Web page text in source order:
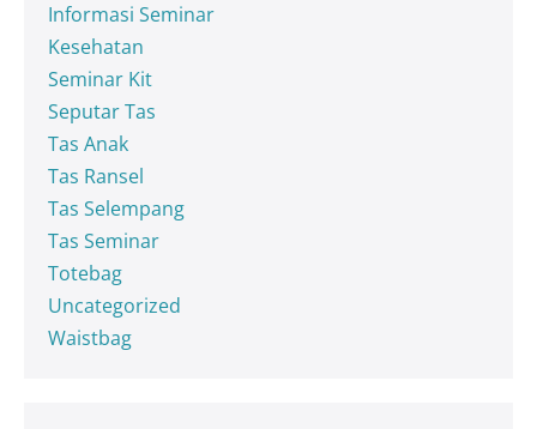
Informasi Seminar
Kesehatan
Seminar Kit
Seputar Tas
Tas Anak
Tas Ransel
Tas Selempang
Tas Seminar
Totebag
Uncategorized
Waistbag